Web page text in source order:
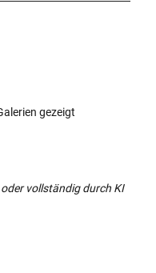
gezeigt
vollständig durch KI